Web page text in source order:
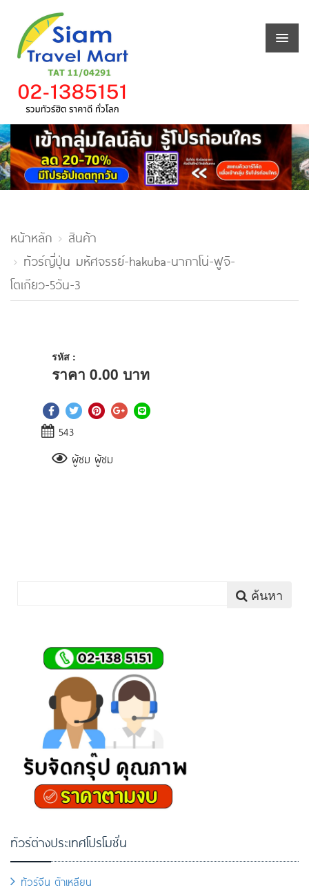
หน้าหลัก
สินค้า
ทัวร์ญี่ปุ่น มหัศจรรย์-hakuba-นากาโน่-ฟูจิ-
โตเกียว-5วัน-3
รหัส :
ราคา 0.00 บาท
543
ผู้ชม ผู้ชม
ค้นหา
ทัวร์ต่างประเทศโปรโมชั่น
ทัวร์จีน ต้าเหลียน